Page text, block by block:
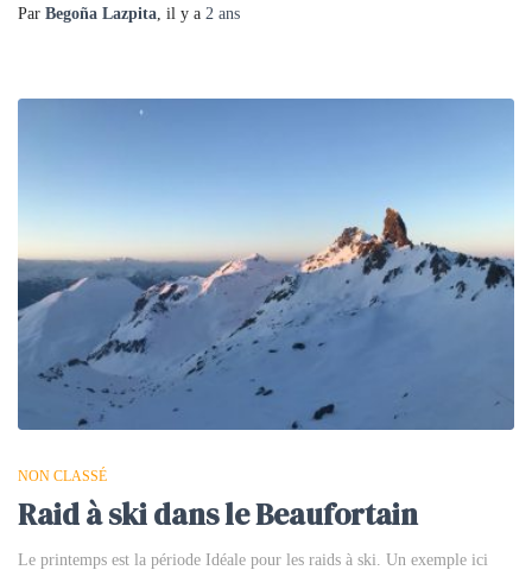
Par Begoña Lazpita, il y a 2 ans
NON CLASSÉ
Raid à ski dans le Beaufortain
Le printemps est la période Idéale pour les raids à ski. Un exemple ici